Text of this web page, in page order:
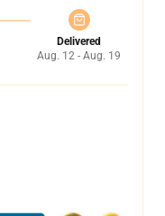
Delivered
Aug. 12 - Aug. 19